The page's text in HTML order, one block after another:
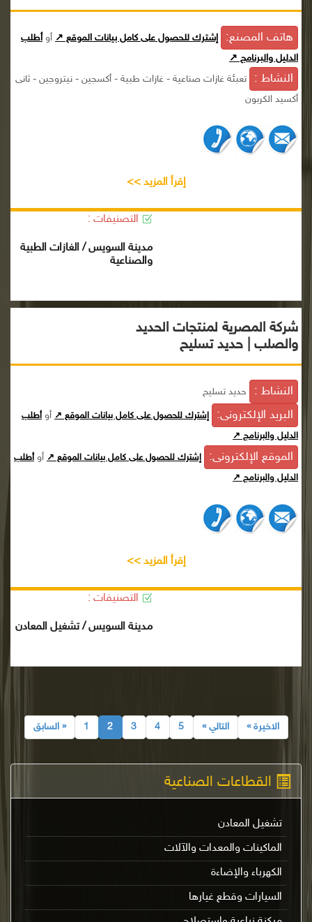
القطاعات الصناعية
تشغيل المعادن
الماكينات والمعدات والآلات
الكهرباء والإضاءة
السيارات وقطع غيارها
هاتف المصنع: إشترك للحصول على كامل بيانات الموقع ↗ أوأطلب
الدليل والبرنامج ↗
النشاط :
تعبئة غازات صناعية - غازات طبية - أكسجين - نيتروجين - ثانى
أكسيد الكربون
إقرأ المزيد >>
التصنيفات :
مدينة السويس / الغازات الطبية
والصناعية
شركة المصرية لمنتجات الحديد
والصلب | حديد تسليح
النشاط : حديد تسليح
البريد الإلكترونى: إشترك للحصول على كامل بيانات الموقع ↗ أوأطلب
الدليل والبرنامج ↗
الموقع الإلكترونى: إشترك للحصول على كامل بيانات الموقع ↗ أوأطلب
الدليل والبرنامج ↗
إقرأ المزيد >>
التصنيفات :
مدينة السويس / تشغيل المعادن
« السابق 1 2 3 4 5 التالي » الاخيرة »